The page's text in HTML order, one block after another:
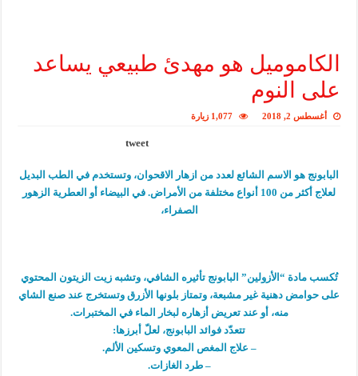
الكاموميل هو مهدئ طبيعي يساعد
على النوم
أغسطس 2, 2018 1,077 زيارة
tweet
البابونج هو الاسم الشائع لعدد من ازهار الاقحوان، وتستخدم في الطب البديل
لعلاج أكثر من 100 أنواع مختلفة من الأمراض. في البيضاء أو العطرية الزهور
الصفراء،
تُكسب مادة “الأزولين” البابونج تأثيره الشافي، وتشبه زيت الزيتون المحتوي
على حوامض دهنية غير مشبعة، وتمتاز بلونها الأزرق وتستخرج عند صنع الشاي
منه، أو عند تعريض أزهاره لبخار الماء في المختبرات.
تتعدّد فوائد البابونج، لعلّ أبرزها:
– علاج المغص المعوي وتسكين الألم.
– طرد الغازات.